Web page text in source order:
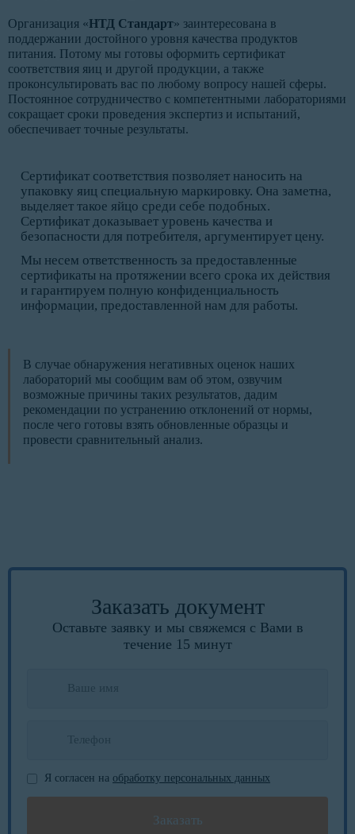
Организация «НТД Стандарт» заинтересована в
поддержании достойного уровня качества продуктов
питания. Потому мы готовы оформить сертификат
соответствия яиц и другой продукции, а также
проконсультировать вас по любому вопросу нашей сферы.
Постоянное сотрудничество с компетентными лабораториями
сокращает сроки проведения экспертиз и испытаний,
обеспечивает точные результаты.
Сертификат соответствия позволяет наносить на
упаковку яиц специальную маркировку. Она заметна,
выделяет такое яйцо среди себе подобных.
Сертификат доказывает уровень качества и
безопасности для потребителя, аргументирует цену.
Мы несем ответственность за предоставленные
сертификаты на протяжении всего срока их действия
и гарантируем полную конфиденциальность
информации, предоставленной нам для работы.
В случае обнаружения негативных оценок наших
лабораторий мы сообщим вам об этом, озвучим
возможные причины таких результатов, дадим
рекомендации по устранению отклонений от нормы,
после чего готовы взять обновленные образцы и
провести сравнительный анализ.
Заказать документ
Оставьте заявку и мы свяжемся с Вами в
течение 15 минут
Я согласен на обработку персональных данных